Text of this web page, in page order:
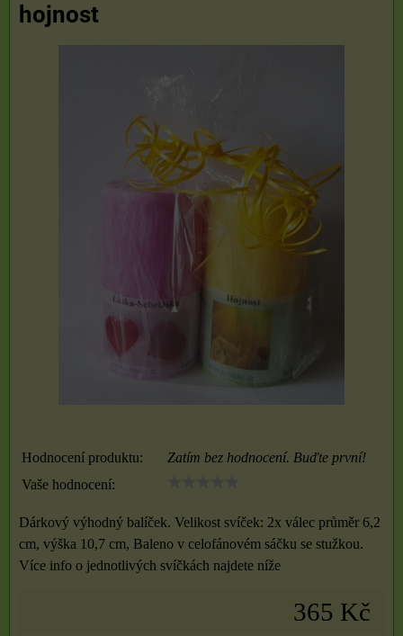
hojnost
Hodnocení produktu:
Zatím bez hodnocení. Buďte první!
Vaše hodnocení:
Dárkový výhodný balíček. Velikost svíček: 2x válec průměr 6,2
cm, výška 10,7 cm, Baleno v celofánovém sáčku se stužkou.
Více info o jednotlivých svíčkách najdete níže
365 Kč